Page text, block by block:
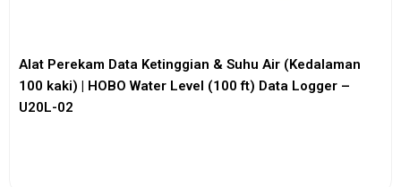
Alat Perekam Data Ketinggian & Suhu Air (Kedalaman
100 kaki) | HOBO Water Level (100 ft) Data Logger –
U20L-02